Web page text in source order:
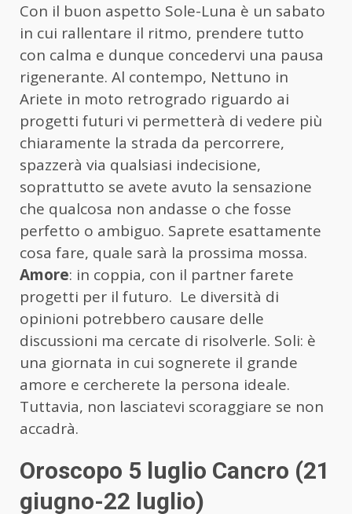
Con il buon aspetto Sole-Luna è un sabato
in cui rallentare il ritmo, prendere tutto
con calma e dunque concedervi una pausa
rigenerante. Al contempo, Nettuno in
Ariete in moto retrogrado riguardo ai
progetti futuri vi permetterà di vedere più
chiaramente la strada da percorrere,
spazzerà via qualsiasi indecisione,
soprattutto se avete avuto la sensazione
che qualcosa non andasse o che fosse
perfetto o ambiguo. Saprete esattamente
cosa fare, quale sarà la prossima mossa.
Amore: in coppia, con il partner farete
progetti per il futuro. Le diversità di
opinioni potrebbero causare delle
discussioni ma cercate di risolverle. Soli: è
una giornata in cui sognerete il grande
amore e cercherete la persona ideale.
Tuttavia, non lasciatevi scoraggiare se non
accadrà.
Oroscopo 5 luglio Cancro (21
giugno-22 luglio)